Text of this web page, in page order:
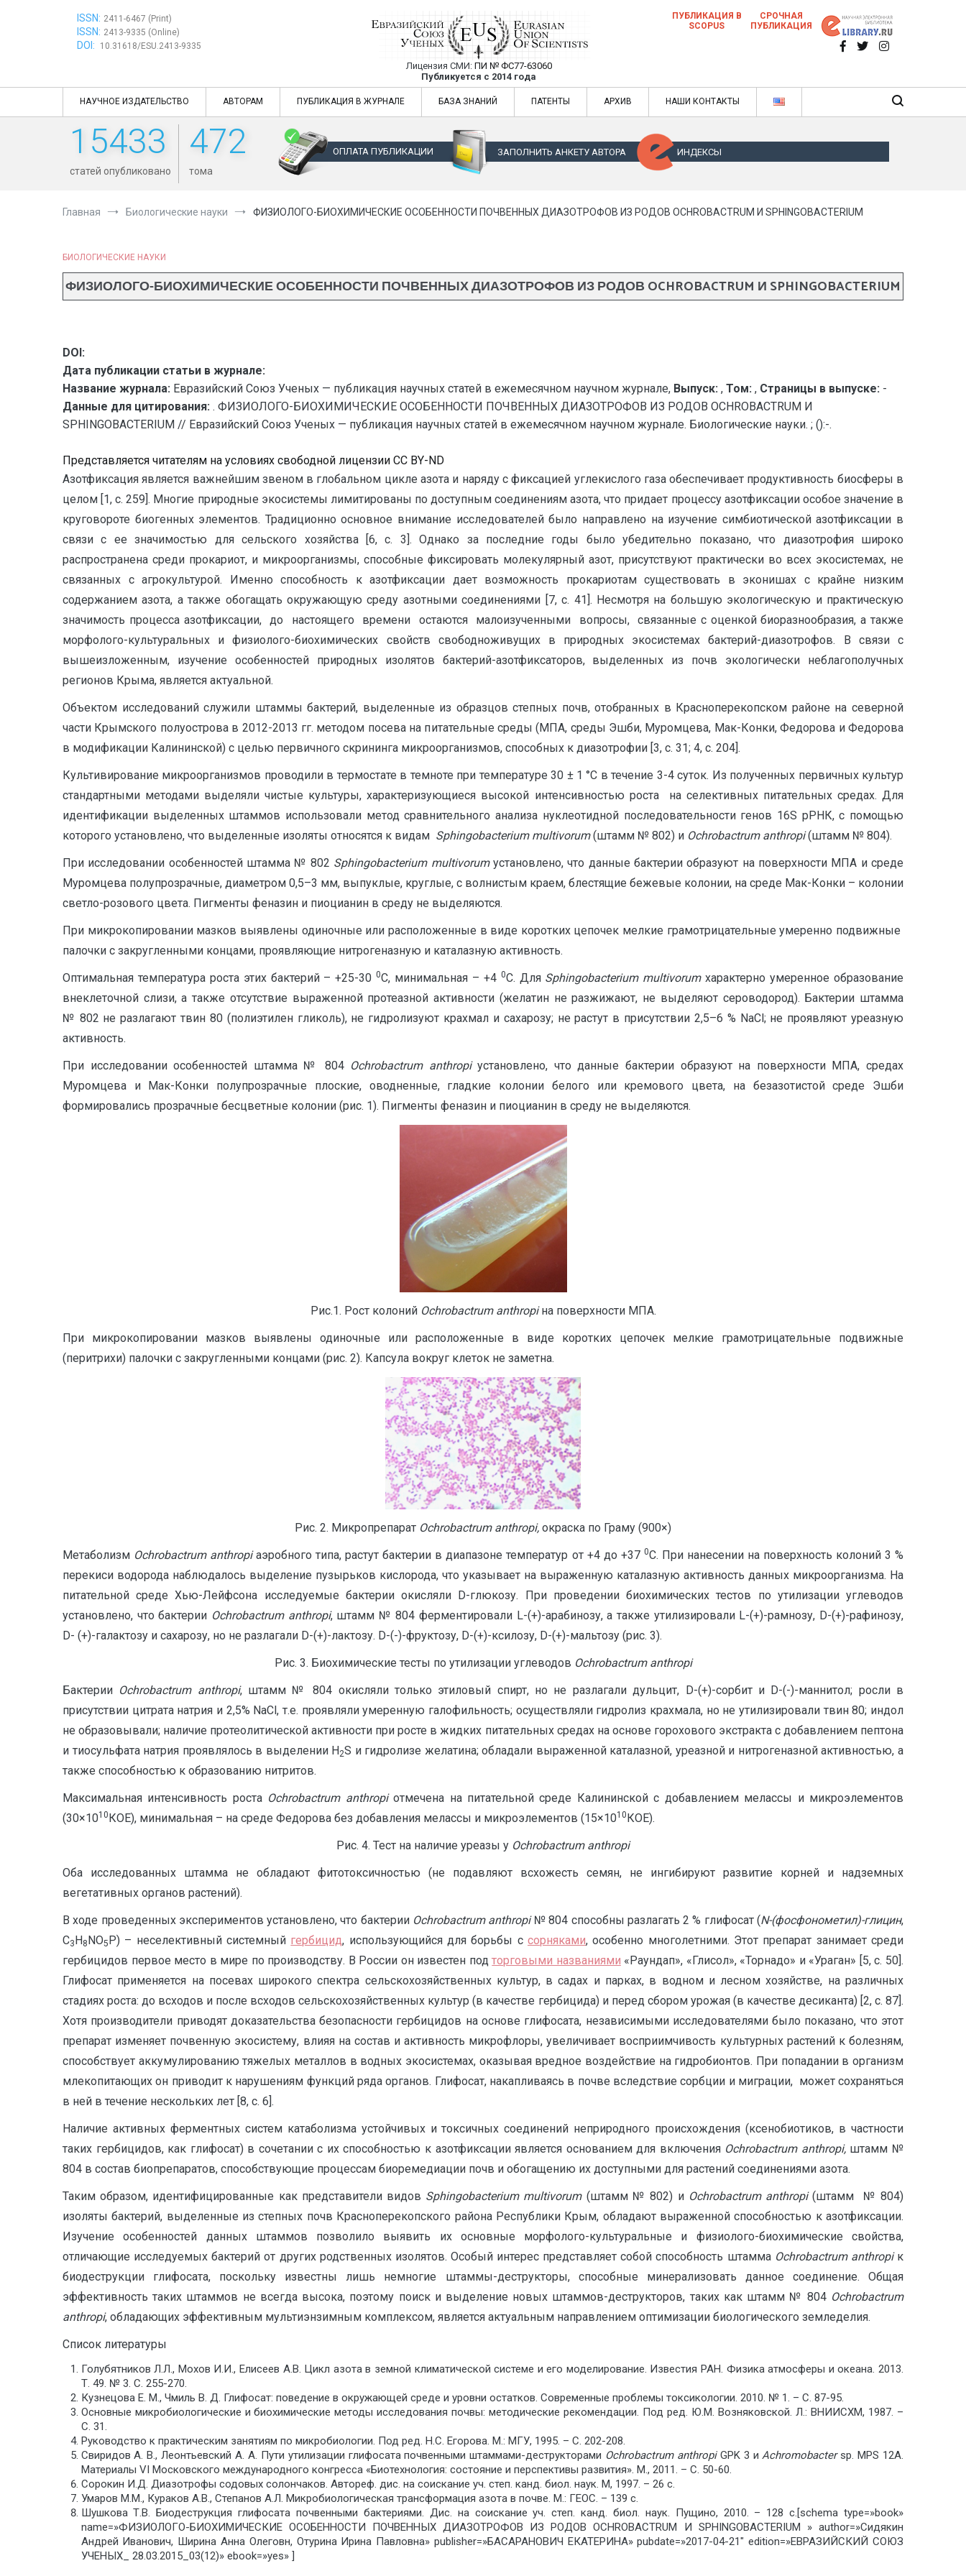
ISSN: 2411-6467 (Print)
ISSN: 2413-9335 (Online)
DOI: 10.31618/ESU.2413-9335
Евразийский Союз Ученых — публикация научных статей в ежемесячном научном
журнале
Лицензия СМИ: ПИ № ФС77-63060
Публикуется с 2014 года
Евразийский Союз Ученых — публикация научных статей в ежемесячном научном журнале
ПУБЛИКАЦИЯ В
SCOPUS
СРОЧНАЯ
ПУБЛИКАЦИЯ
НАУЧНОЕ ИЗДАТЕЛЬСТВО АВТОРАМ ПУБЛИКАЦИЯ В ЖУРНАЛЕ БАЗА ЗНАНИЙ ПАТЕНТЫ АРХИВ НАШИ КОНТАКТЫ
15433
статей опубликовано
472
тома
ОПЛАТА ПУБЛИКАЦИИ ЗАПОЛНИТЬ АНКЕТУ АВТОРА ИНДЕКСЫ
Главная Биологические науки ФИЗИОЛОГО-БИОХИМИЧЕСКИЕ ОСОБЕННОСТИ ПОЧВЕННЫХ ДИАЗОТРОФОВ ИЗ РОДОВ OCHROBACTRUM И SPHINGOBACTERIUM
БИОЛОГИЧЕСКИЕ НАУКИ
ФИЗИОЛОГО-БИОХИМИЧЕСКИЕ ОСОБЕННОСТИ ПОЧВЕННЫХ ДИАЗОТРОФОВ ИЗ РОДОВ OCHROBACTRUM И SPHINGOBACTERIUM
DOI:
Дата публикации статьи в журнале:
Название журнала: Евразийский Союз Ученых — публикация научных статей в ежемесячном научном журнале, Выпуск: , Том: , Страницы в выпуске: -
Данные для цитирования: . ФИЗИОЛОГО-БИОХИМИЧЕСКИЕ ОСОБЕННОСТИ ПОЧВЕННЫХ ДИАЗОТРОФОВ ИЗ РОДОВ OCHROBACTRUM И
SPHINGOBACTERIUM // Евразийский Союз Ученых — публикация научных статей в ежемесячном научном журнале. Биологические науки. ; ():-.
Представляется читателям на условиях свободной лицензии CC BY-ND
Азотфиксация является важнейшим звеном в глобальном цикле азота и наряду с фиксацией углекислого газа обеспечивает продуктивность биосферы в
целом [1, с. 259]. Многие природные экосистемы лимитированы по доступным соединениям азота, что придает процессу азотфиксации особое значение в
круговороте биогенных элементов. Традиционно основное внимание исследователей было направлено на изучение симбиотической азотфиксации в
связи с ее значимостью для сельского хозяйства [6, с. 3]. Однако за последние годы было убедительно показано, что диазотрофия широко
распространена среди прокариот, и микроорганизмы, способные фиксировать молекулярный азот, присутствуют практически во всех экосистемах, не
связанных с агрокультурой. Именно способность к азотфиксации дает возможность прокариотам существовать в эконишах с крайне низким
содержанием азота, а также обогащать окружающую среду азотными соединениями [7, с. 41]. Несмотря на большую экологическую и практическую
значимость процесса азотфиксации, до настоящего времени остаются малоизученными вопросы, связанные с оценкой биоразнообразия, а также
морфолого-культуральных и физиолого-биохимических свойств свободноживущих в природных экосистемах бактерий-диазотрофов. В связи с
вышеизложенным, изучение особенностей природных изолятов бактерий-азотфиксаторов, выделенных из почв экологически неблагополучных
регионов Крыма, является актуальной.
Объектом исследований служили штаммы бактерий, выделенные из образцов степных почв, отобранных в Красноперекопском районе на северной
части Крымского полуострова в 2012-2013 гг. методом посева на питательные среды (МПА, среды Эшби, Муромцева, Мак-Конки, Федорова и Федорова
в модификации Калининской) с целью первичного скрининга микроорганизмов, способных к диазотрофии [3, с. 31; 4, с. 204].
Культивирование микроорганизмов проводили в термостате в темноте при температуре 30 ± 1 °С в течение 3-4 суток. Из полученных первичных культур
стандартными методами выделяли чистые культуры, характеризующиеся высокой интенсивностью роста на селективных питательных средах. Для
идентификации выделенных штаммов использовали метод сравнительного анализа нуклеотидной последовательности генов 16S рРНК, с помощью
которого установлено, что выделенные изоляты относятся к видам Sphingobacterium multivorum(штамм № 802) и Ochrobactrum anthropi(штамм № 804).
При исследовании особенностей штамма № 802 Sphingobacterium multivorumустановлено, что данные бактерии образуют на поверхности МПА и среде
Муромцева полупрозрачные, диаметром 0,5–3 мм, выпуклые, круглые, с волнистым краем, блестящие бежевые колонии, на среде Мак-Конки – колонии
светло-розового цвета. Пигменты феназин и пиоцианин в среду не выделяются.
При микрокопировании мазков выявлены одиночные или расположенные в виде коротких цепочек мелкие грамотрицательные умеренно подвижные
палочки с закругленными концами, проявляющие нитрогеназную и каталазную активность.
Оптимальная температура роста этих бактерий – +25-300С, минимальная – +4 0С. Для Sphingobacterium multivorumхарактерно умеренное образование
внеклеточной слизи, а также отсутствие выраженной протеазной активности (желатин не разжижают, не выделяют сероводород). Бактерии штамма
№ 802 не разлагают твин 80 (полиэтилен гликоль), не гидролизуют крахмал и сахарозу; не растут в присутствии 2,5–6 % NaCl; не проявляют уреазную
активность.
При исследовании особенностей штамма № 804 Ochrobactrum anthropiустановлено, что данные бактерии образуют на поверхности МПА, средах
Муромцева и Мак-Конки полупрозрачные плоские, оводненные, гладкие колонии белого или кремового цвета, на безазотистой среде Эшби
формировались прозрачные бесцветные колонии (рис. 1). Пигменты феназин и пиоцианин в среду не выделяются.
Рис.1. Рост колоний Ochrobactrum anthropiна поверхности МПА.
При микрокопировании мазков выявлены одиночные или расположенные в виде коротких цепочек мелкие грамотрицательные подвижные
(перитрихи) палочки с закругленными концами (рис. 2). Капсула вокруг клеток не заметна.
Рис. 2. Микропрепарат Ochrobactrum anthropi, окраска по Граму (900×)
Метаболизм Ochrobactrum anthropiаэробного типа, растут бактерии в диапазоне температур от +4 до +37 0С. При нанесении на поверхность колоний 3 %
перекиси водорода наблюдалось выделение пузырьков кислорода, что указывает на выраженную каталазную активность данных микроорганизма. На
питательной среде Хью-Лейфсона исследуемые бактерии окисляли D-глюкозу. При проведении биохимических тестов по утилизации углеводов
установлено, что бактерии Ochrobactrum anthropi, штамм № 804 ферментировали L-(+)-арабинозу, а также утилизировали L-(+)-рамнозу, D-(+)-рафинозу,
D- (+)-галактозу и сахарозу, но не разлагали D-(+)-лактозу. D-(-)-фруктозу, D-(+)-ксилозу, D-(+)-мальтозу (рис. 3).
Рис. 3. Биохимические тесты по утилизации углеводов Ochrobactrum anthropi
Бактерии Ochrobactrum anthropi, штамм № 804 окисляли только этиловый спирт, но не разлагали дульцит, D-(+)-сорбит и D-(-)-маннитол; росли в
присутствии цитрата натрия и 2,5% NaCl, т.е. проявляли умеренную галофильность; осуществляли гидролиз крахмала, но не утилизировали твин 80; индол
не образовывали; наличие протеолитической активности при росте в жидких питательных средах на основе горохового экстракта с добавлением пептона
и тиосульфата натрия проявлялось в выделении H2S и гидролизе желатина; обладали выраженной каталазной, уреазной и нитрогеназной активностью, а
также способностью к образованию нитритов.
Максимальная интенсивность роста Ochrobactrum anthropiотмечена на питательной среде Калининской с добавлением мелассы и микроэлементов
(30×1010КОЕ), минимальная – на среде Федорова без добавления мелассы и микроэлементов (15×1010КОЕ).
Рис. 4. Тест на наличие уреазы у Ochrobactrum anthropi
Оба исследованных штамма не обладают фитотоксичностью (не подавляют всхожесть семян, не ингибируют развитие корней и надземных
вегетативных органов растений).
В ходе проведенных экспериментов установлено, что бактерии Ochrobactrum anthropi№ 804 способны разлагать 2 % глифосат (N-(фосфонометил)-глицин,
C3H8NO5P) – неселективный системный гербицид, использующийся для борьбы ссорняками, особенно многолетними. Этот препарат занимает среди
гербицидов первое место в мире по производству. В России он известен подторговыми названиями «Раундап», «Глисол», «Торнадо» и «Ураган» [5, с. 50].
Глифосат применяется на посевах широкого спектра сельскохозяй­ственных культур, в садах и парках, в водном и лесном хозяйстве, на различных
стадиях роста: до всходов и после всходов сельскохозяйственных культур (в качестве гербицида) и перед сбором урожая (в качестве десиканта) [2, с. 87].
Хотя производители приводят доказательства безопасности гербицидов на основе глифосата, независимыми исследователями было показано, что этот
препарат изменяет почвенную экосистему, влияя на состав и активность микрофлоры, увеличивает восприимчивость культурных растений к болезням,
способствует аккумулированию тяжелых металлов в водных экосистемах, оказывая вредное воздействие на гидробионтов. При попадании в организм
млекопитающих он приводит к нарушениям функций ряда органов. Глифосат, накапливаясь в почве вследствие сорбции и миграции, может сохраняться
в ней в течение нескольких лет [8, с. 6].
Наличие активных ферментных систем катаболизма устойчивых и токсичных соединений неприродного происхождения (ксенобиотиков, в частности
таких гербицидов, как глифосат) в сочетании с их способностью к азотфиксации является основанием для включения Ochrobactrum anthropi,штамм №
804 в состав биопрепаратов, способствующие процессам биоремедиации почв и обогащению их доступными для растений соединениями азота.
Таким образом, идентифицированные как представители видов Sphingobacterium multivorum(штамм № 802) и Ochrobactrum anthropi(штамм № 804)
изоляты бактерий, выделенные из степных почв Красноперекопского района Республики Крым, обладают выраженной способностью к азотфиксации.
Изучение особенностей данных штаммов позволило выявить их основные морфолого-культуральные и физиолого-биохимические свойства,
отличающие исследуемых бактерий от других родственных изолятов. Особый интерес представляет собой способность штаммаOchrobactrum anthropi к
биодеструкции глифосата, поскольку известны лишь немногие штаммы-деструкторы, способные минерализовать данное соединение. Общая
эффективность таких штаммов не всегда высока, поэтому поиск и выделение новых штаммов-деструкторов, таких как штамм № 804Ochrobactrum
anthropi, обладающих эффективным мультиэнзимным комплексом, является актуальным направлением оптимизации биологического земледелия.
Список литературы
Голубятников Л.Л., Мохов И.И., Елисеев А.В. Цикл азота в земной климатической системе и его моделирование. Известия РАН. Физика атмосферы и океана. 2013.
Т. 49. № 3. С. 255-270.
Кузнецова Е. М., Чмиль В. Д. Глифосат: поведение в окружающей среде и уровни остатков. Современные проблемы токсикологии. 2010. № 1. – С. 87-95.
Основные микробиологические и биохимические методы исследования почвы: методические рекомендации. Под ред. Ю.М. Возняковской. Л.: ВНИИСХМ, 1987. –
С. 31.
Руководство к практическим занятиям по микробиологии. Под ред. Н.С. Егорова. М.: МГУ, 1995. – С. 202-208.
Свиридов А. В., Леонтьевский А. А. Пути утилизации глифосата почвенными штаммами-деструкторами Ochrobactrum anthropiGPK 3 иAchromobactersp. MPS 12A.
Материалы VI Московского международного конгресса «Биотехнология: состояние и перспективы развития». М., 2011. – С. 50-60.
Сорокин И.Д. Диазотрофы содовых солончаков. Автореф. дис. на соискание уч. степ. канд. биол. наук. М, 1997. – 26 с.
Умаров М.М., Кураков А.В., Степанов А.Л. Микробиологическая трансформация азота в почве. М.: ГЕОС. – 139 с.
Шушкова Т.В. Биодеструкция глифосата почвенными бактериями. Дис. на соискание уч. степ. канд. биол. наук. Пущино, 2010. – 128 с.[schema type=»book»
name=»ФИЗИОЛОГО-БИОХИМИЧЕСКИЕ ОСОБЕННОСТИ ПОЧВЕННЫХ ДИАЗОТРОФОВ ИЗ РОДОВ OCHROBACTRUM И SPHINGOBACTERIUM » author=»Сидякин
Андрей Иванович, Ширина Анна Олеговн, Отурина Ирина Павловна» publisher=»БАСАРАНОВИЧ ЕКАТЕРИНА» pubdate=»2017-04-21″ edition=»ЕВРАЗИЙСКИЙ СОЮЗ
УЧЕНЫХ_ 28.03.2015_03(12)» ebook=»yes» ]